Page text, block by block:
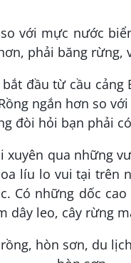
với mực nước
phải băng rừng,
đầu từ cầu
ngắn hơn so
đòi hỏi bạn phải
qua những
líu lo vui tại trên
Có những dốc
dây leo, cây rừng